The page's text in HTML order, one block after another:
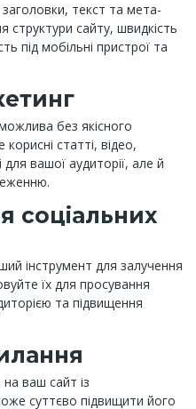
текст та мета-
структури сайту, швидкість
під мобільні пристрої та
без якісного
статті, відео,
для вашої аудиторії, але й
соціальних
інструмент для залучення
їх для просування
та підвищення
ваш сайт із
суттєво підвищити його